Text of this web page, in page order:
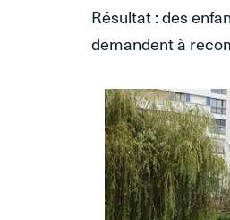
Résultat : des
demandent à